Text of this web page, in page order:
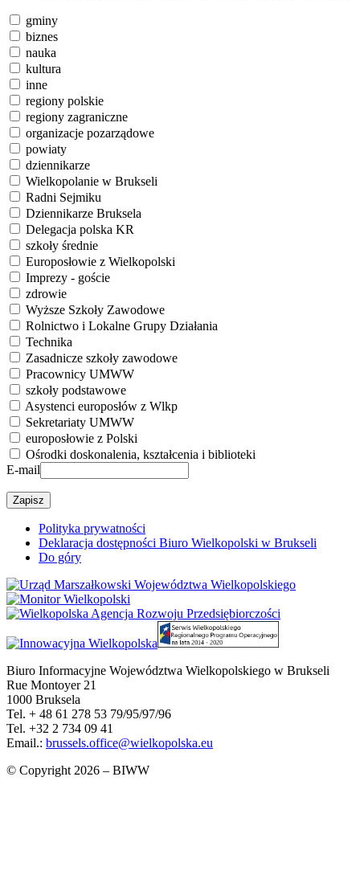
gminy
biznes
nauka
kultura
inne
regiony polskie
regiony zagraniczne
organizacje pozarządowe
powiaty
dziennikarze
Wielkopolanie w Brukseli
Radni Sejmiku
Dziennikarze Bruksela
Delegacja polska KR
szkoły średnie
Europosłowie z Wielkopolski
Imprezy - goście
zdrowie
Wyższe Szkoły Zawodowe
Rolnictwo i Lokalne Grupy Działania
Technika
Zasadnicze szkoły zawodowe
Pracownicy UMWW
szkoły podstawowe
Asystenci europosłów z Wlkp
Sekretariaty UMWW
europosłowie z Polski
Ośrodki doskonalenia, kształcenia i biblioteki
E-mail
Polityka prywatności
Deklaracja dostępności Biuro Wielkopolski w Brukseli
Do góry
Biuro Informacyjne Województwa Wielkopolskiego w Brukseli
Rue Montoyer 21
1000 Bruksela
Tel. + 48 61 278 53 79/95/97/96
Tel. +32 2 734 09 41
Email.: brussels.office@wielkopolska.eu
© Copyright 2026 – BIWW